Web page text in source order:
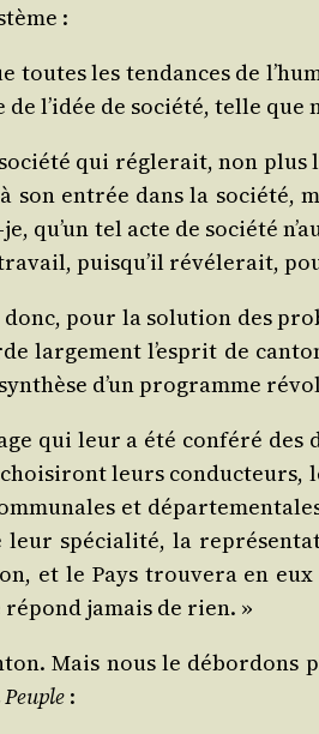
:
toutes les ten­dances de
l’i­dée de socié­té, telle que
socié­té qui régle­rait, non
son entrée dans la socié­té,
qu’un tel acte de socié­té
puis­qu’il révé­le­rait,
pour la solu­tion des
lar­ge­ment l’es­prit de
d’un pro­gramme
qui leur a été confé­ré
leurs
et
leur spé­cia­li­té, la
et le Pays trou­ve­ra en
répond jamais de rien. »
Mais nous le
: